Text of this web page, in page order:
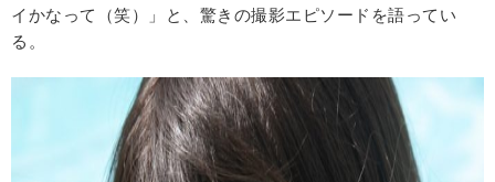
イかなって（笑）」と、驚きの撮影エピソードを語ってい
る。